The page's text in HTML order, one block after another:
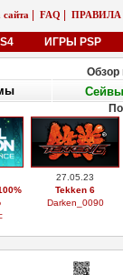
FAQ ПРАВИЛА
ИГРЫ PSP
Обзор
Сейвы
27.05.23
Tekken 6
Darken_0090